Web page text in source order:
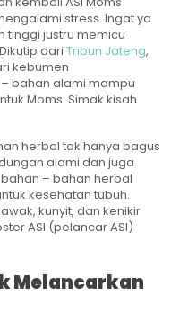
stress. Ingat ya
tinggi justru memicu
dari Tribun Jateng,
kebumen
bahan alami mampu
Moms. Simak kisah
herbal tak hanya bagus
alami dan juga
– bahan herbal
kesehatan tubuh.
kunyit, dan kenikir
ASI (pelancar ASI)
Melancarkan